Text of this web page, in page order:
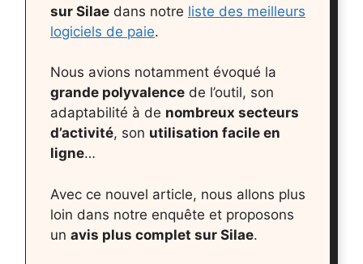
sur Silae dans notre liste des meilleurs
logiciels de paie.
Nous avions notamment évoqué la
grande polyvalence de l’outil, son
adaptabilité à de nombreux secteurs
d’activité, son utilisation facile en
ligne…
Avec ce nouvel article, nous allons plus
loin dans notre enquête et proposons
un avis plus complet sur Silae.